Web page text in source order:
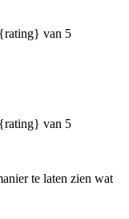
van 5
van 5
te laten zien wat